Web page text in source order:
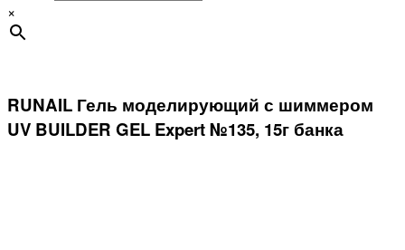
×
RUNAIL Гель моделирующий с шиммером
UV BUILDER GEL Expert №135, 15г банка